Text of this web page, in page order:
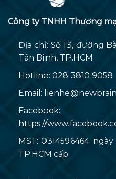
Công ty TNHH Thương
Địa chỉ: Số 13, đường
Tân Bình, TP.HCM
Hotline: 028 3810 9058
Email:
Facebook:
https://
MST: 0314596464
TP.HCM cấp